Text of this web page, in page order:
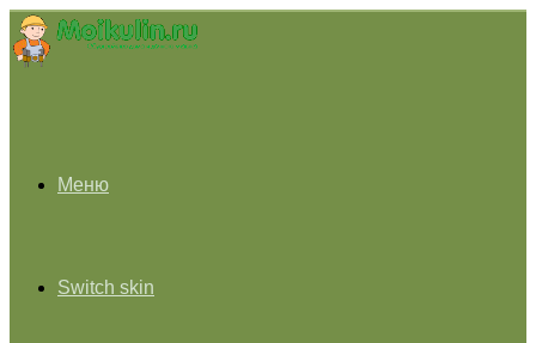
Меню
Switch skin